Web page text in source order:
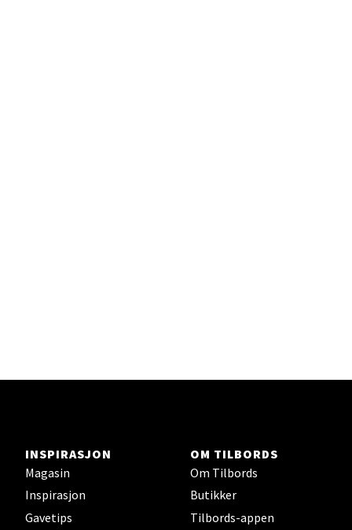
INSPIRASJON
Magasin
Inspirasjon
Gavetips
OM TILBORDS
Om Tilbords
Butikker
Tilbords-appen